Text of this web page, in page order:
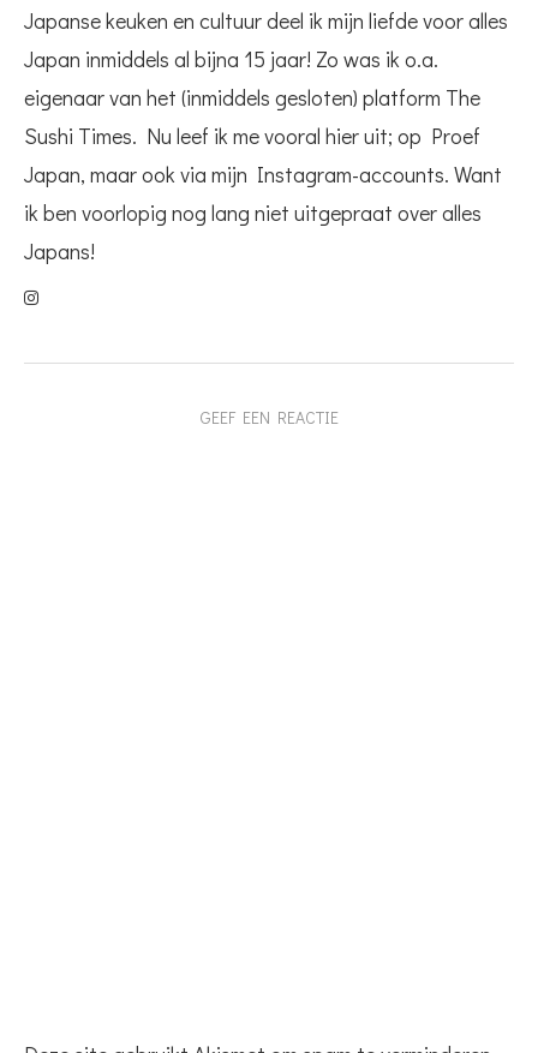
Japanse keuken en cultuur deel ik mijn liefde voor alles
Japan inmiddels al bijna 15 jaar! Zo was ik o.a.
eigenaar van het (inmiddels gesloten) platform The
Sushi Times. Nu leef ik me vooral hier uit; op Proef
Japan, maar ook via mijn Instagram-accounts. Want
ik ben voorlopig nog lang niet uitgepraat over alles
Japans!
GEEF EEN REACTIE